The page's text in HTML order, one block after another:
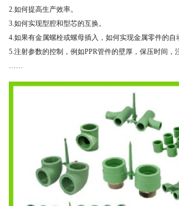
2.如何提高生产效率。
3.如何实现型腔和型芯的互换。
4.如果有金属螺栓或螺母插入，如何实现金属零件的自
5.注射参数的控制，例如PPR管件的壁厚，保压时间，
……